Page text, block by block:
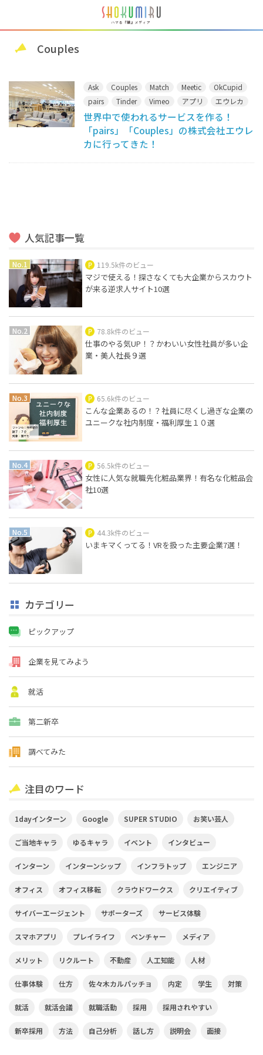
Couples
Ask Couples Match Meetic
OkCupid
pairs
Tinder Vimeo アプリ
エウレカ
マッチングアプリ
世界中で使われるサービスを作る！
「pairs」「Couples」の株式会社エウレ
カに行ってきた！
人気記事一覧
119.5k件のビュー
マジで使える！探さなくても大企業からスカウト
が来る逆求人サイト10選
78.8k件のビュー
仕事のやる気UP！？かわいい女性社員が多い企
業・美人社長９選
65.6k件のビュー
こんな企業あるの！？社員に尽くし過ぎな企業の
ユニークな社内制度・福利厚生１０選
56.5k件のビュー
女性に人気な就職先化粧品業界！有名な化粧品会
社10選
44.3k件のビュー
いまキマくってる！VRを扱った主要企業7選！
カテゴリー
ピックアップ
企業を見てみよう
就活
第二新卒
調べてみた
注目のワード
1dayインターン Google SUPER STUDIO お笑い芸人
ご当地キャラ ゆるキャラ イベント インタビュー
インターン インターンシップ インフラトップ エンジニア
オフィス オフィス移転 クラウドワークス クリエイティブ
サイバーエージェント サポーターズ サービス体験
スマホアプリ プレイライフ ベンチャー メディア
メリット リクルート 不動産 人工知能 人材
仕事体験 仕方 佐々木カルパッチョ 内定 学生 対策
就活 就活会議 就職活動 採用 採用されやすい
新卒採用 方法 自己分析 話し方 説明会 面接